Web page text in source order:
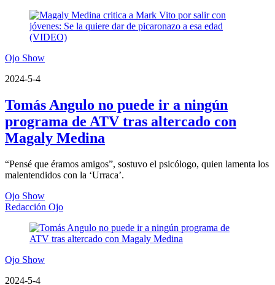
Ojo Show
2024-5-4
Tomás Angulo no puede ir a ningún
programa de ATV tras altercado con
Magaly Medina
“Pensé que éramos amigos”, sostuvo el psicólogo, quien lamenta los
malentendidos con la ‘Urraca’.
Ojo Show
Redacción Ojo
Ojo Show
2024-5-4